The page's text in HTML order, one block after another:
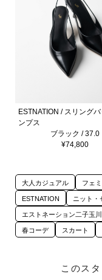
ESTNATION / スリング
ンプス
ブラック / 37.0
¥74,800
大人カジュアル フェ
ESTNATION ニット・
エストネーション二子玉
春コーデ スカート
このス